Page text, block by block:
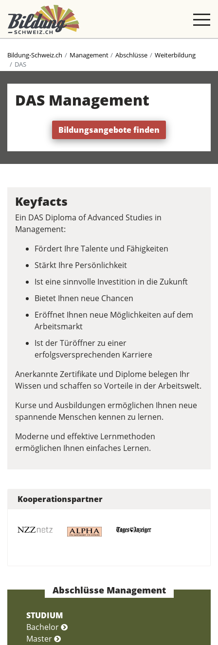
Bildung-Schweiz.ch Management Abschlüsse
Weiterbildung
DAS
DAS Management
Bildungsangebote finden
Keyfacts
Ein DAS Diploma of Advanced Studies in
Management:
Fördert Ihre Talente und Fähigkeiten
Stärkt Ihre Persönlichkeit
Ist eine sinnvolle Investition in die Zukunft
Bietet Ihnen neue Chancen
Eröffnet Ihnen neue Möglichkeiten auf dem
Arbeitsmarkt
Ist der Türöffner zu einer
erfolgsversprechenden Karriere
Anerkannte Zertifikate und Diplome belegen Ihr
Wissen und schaffen so Vorteile in der Arbeitswelt.
Kurse und Ausbildungen ermöglichen Ihnen neue
spannende Menschen kennen zu lernen.
Moderne und effektive Lernmethoden
ermöglichen Ihnen einfaches Lernen.
Kooperationspartner
Abschlüsse Management
STUDIUM
Bachelor
Master